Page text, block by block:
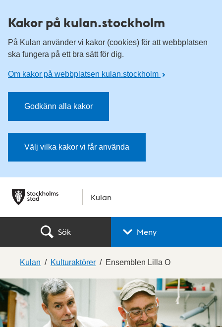
Kakor på kulan.stockholm
På Kulan använder vi kakor (cookies) för att webbplatsen
ska fungera på ett bra sätt för dig.
Om kakor på webbplatsen kulan.stockholm
Godkänn alla kakor
Välj vilka kakor vi får använda
Kulan
Sök Meny
Kulan Kulturaktörer Ensemblen Lilla O